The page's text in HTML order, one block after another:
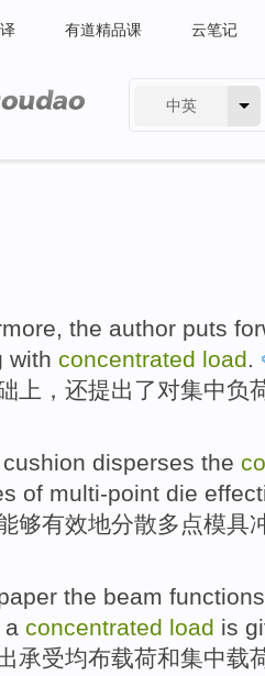
有道精品课 云笔记
中英
, the author puts
with concentrated load.
上，还提出了对集中负
cushion disperses the
of multi-point die
够有效地分散多点模具
the beam functions
a concentrated load is
承受均布载荷和集中载